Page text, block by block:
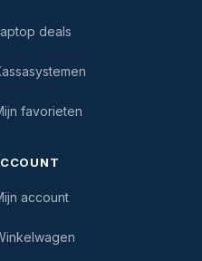
deals
favorieten
account